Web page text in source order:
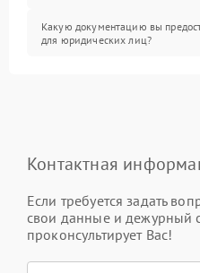
Какую документацию вы
для юридических лиц?
Контактная
Если требуется задать
свои данные и дежурный
проконсультирует Вас!